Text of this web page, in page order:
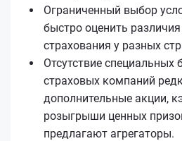
Ограниченный выбор
быстро оценить
страхования у разных
Отсутствие специальных
страховых компаний
дополнительные акции,
розыгрыши ценных
предлагают агрегаторы.